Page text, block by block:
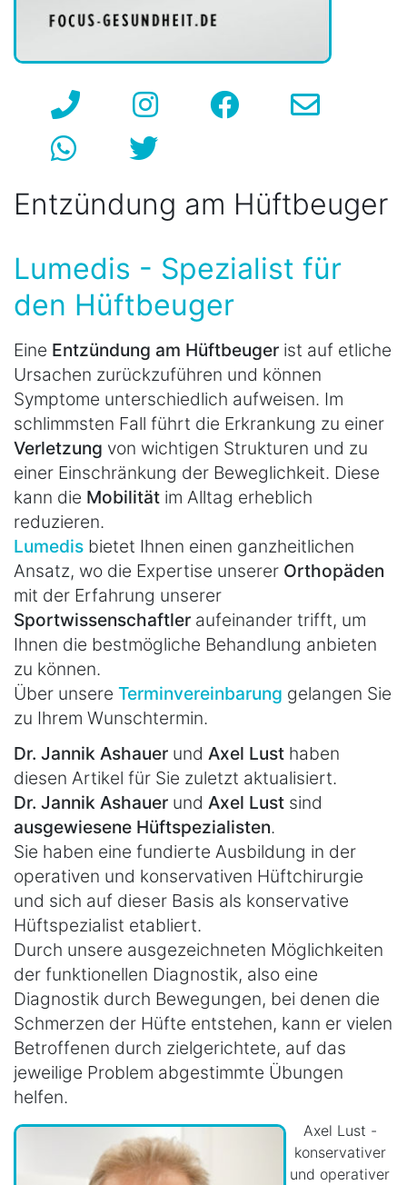
Entzündung am Hüftbeuger
Lumedis - Spezialist für
den Hüftbeuger
Eine Entzündung am Hüftbeuger ist auf etliche
Ursachen zurückzuführen und können
Symptome unterschiedlich aufweisen. Im
schlimmsten Fall führt die Erkrankung zu einer
Verletzung von wichtigen Strukturen und zu
einer Einschränkung der Beweglichkeit. Diese
kann die Mobilität im Alltag erheblich
reduzieren.
Lumedis bietet Ihnen einen ganzheitlichen
Ansatz, wo die Expertise unserer Orthopäden
mit der Erfahrung unserer
Sportwissenschaftler aufeinander trifft, um
Ihnen die bestmögliche Behandlung anbieten
zu können.
Über unsere Terminvereinbarung gelangen Sie
zu Ihrem Wunschtermin.
Dr. Jannik Ashauer und Axel Lust haben
diesen Artikel für Sie zuletzt aktualisiert.
Dr. Jannik Ashauer und Axel Lust sind
ausgewiesene Hüftspezialisten.
Sie haben eine fundierte Ausbildung in der
operativen und konservativen Hüftchirurgie
und sich auf dieser Basis als konservative
Hüftspezialist etabliert.
Durch unsere ausgezeichneten Möglichkeiten
der funktionellen Diagnostik, also eine
Diagnostik durch Bewegungen, bei denen die
Schmerzen der Hüfte entstehen, kann er vielen
Betroffenen durch zielgerichtete, auf das
jeweilige Problem abgestimmte Übungen
helfen.
Axel Lust -
konservativer
und operativer